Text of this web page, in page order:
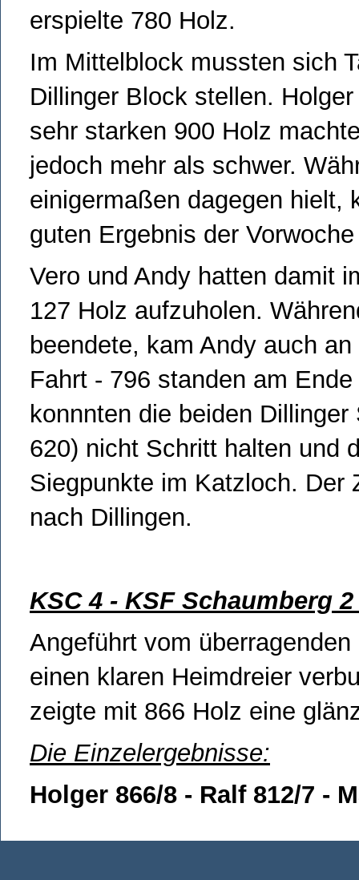
erspielte 780 Holz.
Im Mittelblock mussten sich
Dillinger Block stellen.
sehr starken 900 Holz
jedoch mehr als schwer.
einigermaßen dagegen hielt,
guten Ergebnis der
Vero und Andy hatten damit
127 Holz aufzuholen.
beendete, kam Andy auch
Fahrt - 796 standen am
konnnten die beiden
620) nicht Schritt halten und
Siegpunkte im Katzloch. Der
nach Dillingen.
KSC 4 - KSF
Angeführt vom
einen klaren Heimdreier
zeigte mit 866 Holz eine
Die Einzelergebnisse:
Holger 866/8 - Ralf 812/7 -